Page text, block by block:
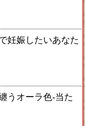
妊娠したいあなた
うオーラ色-当た